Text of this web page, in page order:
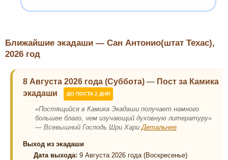
Ближайшие экадаши — Сан Антонио(штат Техас),
2026 год
8 Августа 2026 года (Суббота) — Пост за Камика
экадаши
ДО ПОСТА 2 ДНЯ
«Постящийся в Камика Экадаши получает намного
большее благо, чем изучающий духовную литературу»
— Всевышний Господь Шри ХариДетальнее
Выход из экадаши
Дата выхода: 9 Августа 2026 года (Воскресенье)